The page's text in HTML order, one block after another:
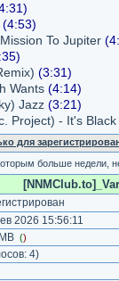
(4:53)
To Jupiter
(3:31)
Wants (4:14)
Jazz (3:21)
Project) - It's Black
для
больше недели,
2026 15:56:11
()
4)